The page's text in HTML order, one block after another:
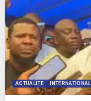
ACTUALITE INTERNATIONAL